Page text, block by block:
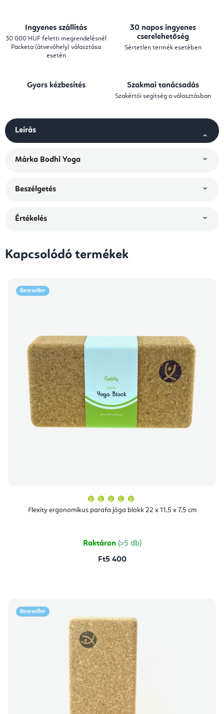
Ingyenes szállítás
30 000 HUF feletti megrendelésnél
Packeta (átvevőhely) választása
esetén
30 napos ingyenes
cserelehetőség
Sértetlen termék esetében
Gyors kézbesítés Szakmai tanácsadás
Szakértői segítség a választásban
Leírás
Márka Bodhi Yoga
Beszélgetés
Értékelés
Kapcsolódó termékek
Bestseller
Flexity ergonomikus parafa jóga blokk 22 x 11,5 x 7,5 cm
átlagos
értékelése
csillag.
Raktáron (>5 db)
Ft5 400
Bestseller